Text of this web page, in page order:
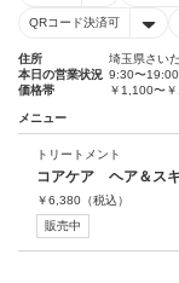
QRコード決済可
住所
埼玉県さい
本日の営業状況 9:30〜19:00
価格帯
￥1,100〜
メニュー
トリートメント
コアケア ヘア＆ス
￥6,380 （税込）
販売中